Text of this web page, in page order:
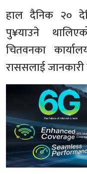
हाल दैनिक २०
पु¥याउने
चितवनका
राससलाई जानकारी